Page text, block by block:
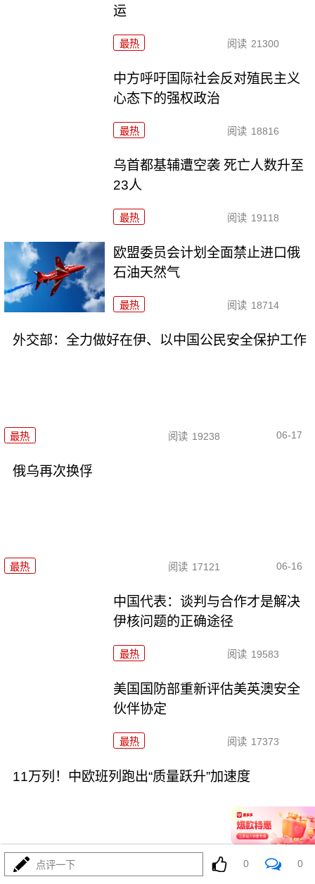
运
最热 阅读 21300
中方呼吁国际社会反对殖民主义
心态下的强权政治
最热 阅读 18816
乌首都基辅遭空袭 死亡人数升至
23人
最热 阅读 19118
欧盟委员会计划全面禁止进口俄
石油天然气
最热 阅读 18714
外交部：全力做好在伊、以中国公民安全保护工作
最热 阅读 19238 06-17
俄乌再次换俘
最热 阅读 17121 06-16
中国代表：谈判与合作才是解决
伊核问题的正确途径
最热 阅读 19583
美国国防部重新评估美英澳安全
伙伴协定
最热 阅读 17373
11万列！中欧班列跑出“质量跃升”加速度
最热 26756 06-10
点评一下 0 0